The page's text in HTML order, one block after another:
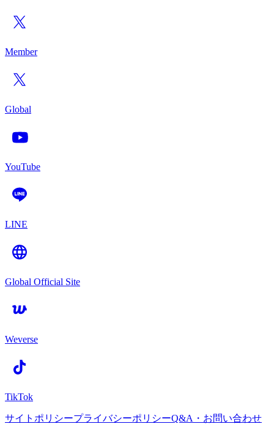
Member
Global
YouTube
LINE
Global Official Site
Weverse
TikTok
サイトポリシープライバシーポリシーQ&A・お問い合わせ